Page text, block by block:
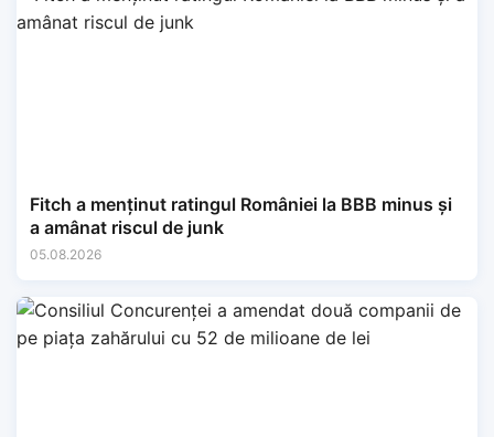
Fitch a menținut ratingul României la BBB minus și
a amânat riscul de junk
05.08.2026